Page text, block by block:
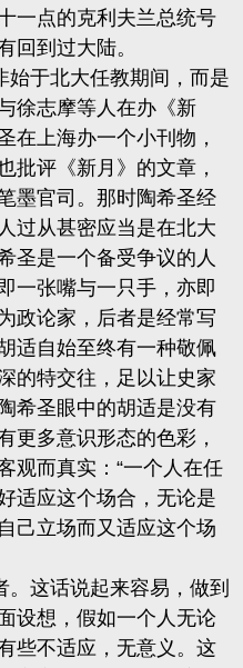
一点的克利夫兰总统号
回到过大陆。
于北大任教期间，而是
徐志摩等人在办《新
在上海办一个小刊物，
批评《新月》的文章，
墨官司。那时陶希圣经
过从甚密应当是在北大
圣是一个备受争议的人
一张嘴与一只手，亦即
政论家，后者是经常写
适自始至终有一种敬佩
的特交往，足以让史家
希圣眼中的胡适是没有
更多意识形态的色彩，
观而真实：“一个人在任
适应这个场合，无论是
己立场而又适应这个场
这话说起来容易，做到
设想，假如一个人无论
些不适应，无意义。这